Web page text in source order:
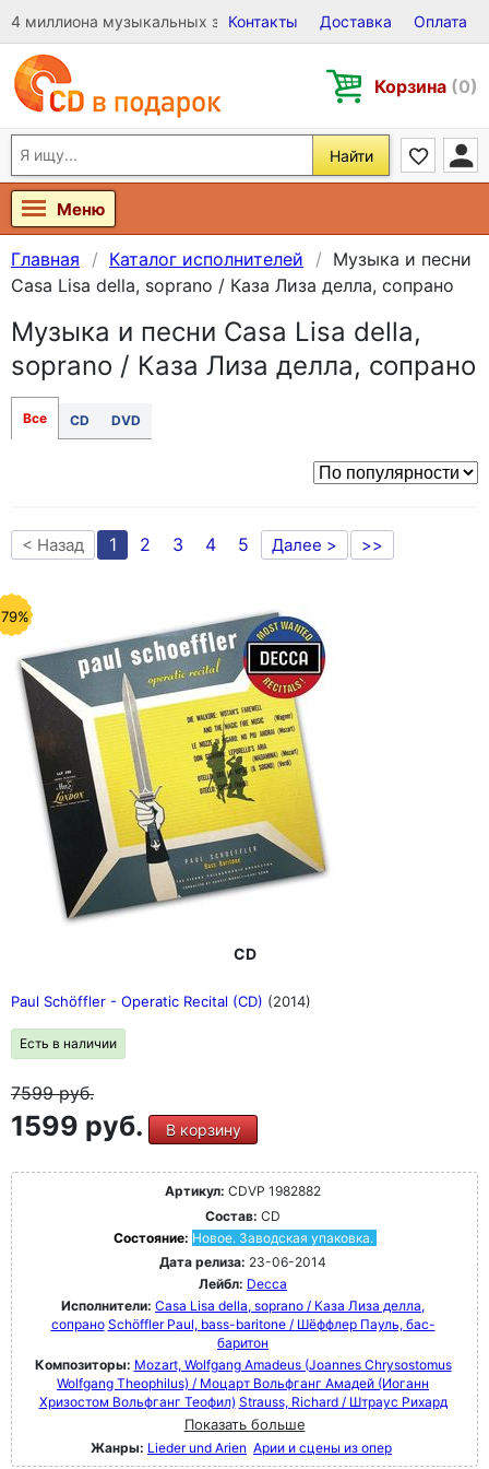
4 миллиона музыкальных записей на Виниле, CD и DVD
Контакты Доставка Оплата
Корзина (0)
Найти
Меню
Главная Каталог исполнителей
Музыка и песни
Casa Lisa della, soprano / Каза Лиза делла, сопрано
Музыка и песни Casa Lisa della,
soprano / Каза Лиза делла, сопрано
Все CD DVD
< Назад 1 2 3 4 5 Далее > >>
CD
Paul Schöffler - Operatic Recital (CD) (2014)
Есть в наличии
7599руб.
1599 руб. В корзину
Артикул: CDVP 1982882
Состав: CD
Состояние: Новое. Заводская упаковка.
Дата релиза: 23-06-2014
Лейбл: Decca
Исполнители: Casa Lisa della, soprano / Каза Лиза делла,
сопрано Schöffler Paul, bass-baritone / Шёффлер Пауль, бас-
баритон
Композиторы: Mozart, Wolfgang Amadeus (Joannes Chrysostomus
Wolfgang Theophilus) / Моцарт Вольфганг Амадей (Иоганн
Хризостом Вольфганг Теофил) Strauss, Richard / Штраус Рихард
Показать больше
Жанры: Lieder und Arien Арии и сцены из опер